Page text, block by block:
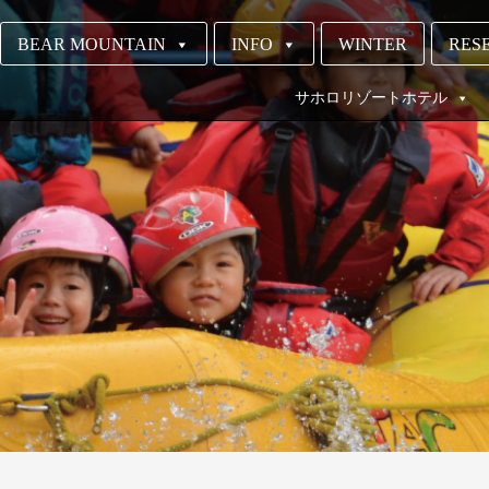
BEAR MOUNTAIN INFO WINTER
サホロリゾートホテル